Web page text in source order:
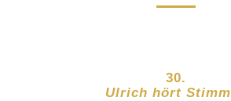
30.
Ulrich hört